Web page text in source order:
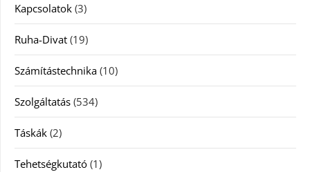
Kapcsolatok (3)
Ruha-Divat (19)
Számítástechnika (10)
Szolgáltatás (534)
Táskák (2)
Tehetségkutató (1)